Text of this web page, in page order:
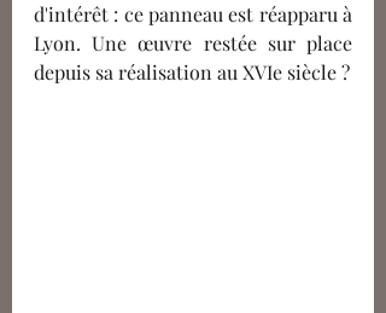
d'intérêt : ce panneau est réapparu à
Lyon. Une œuvre restée sur place
depuis sa réalisation au XVIe siècle ?